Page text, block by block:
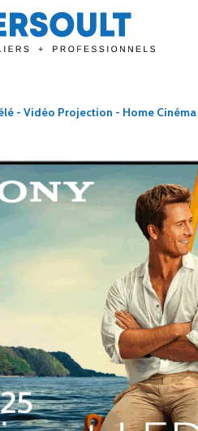
- Vidéo Projection - Home Cinéma